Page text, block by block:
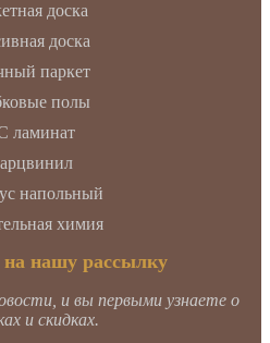
доска
доска
паркет
полы
ламинат
напольный
химия
на нашу рассылку
и вы первыми узнаете о
и скидках.